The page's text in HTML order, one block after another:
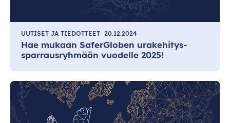
UUTISET JA TIEDOTTEET 20.12.2024
Hae mukaan SaferGloben urakehitys-
sparrausryhmään vuodelle 2025!